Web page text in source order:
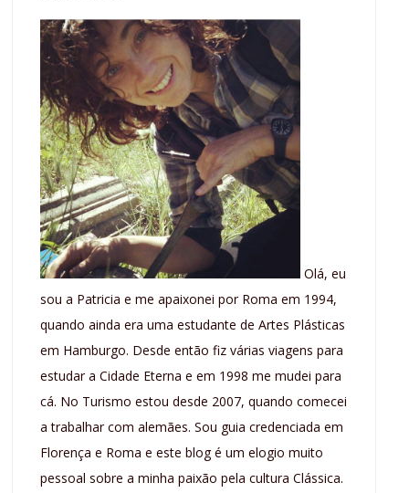
Olá, eu
sou a Patricia e me apaixonei por Roma em 1994,
quando ainda era uma estudante de Artes Plásticas
em Hamburgo. Desde então fiz várias viagens para
estudar a Cidade Eterna e em 1998 me mudei para
cá. No Turismo estou desde 2007, quando comecei
a trabalhar com alemães. Sou guia credenciada em
Florença e Roma e este blog é um elogio muito
pessoal sobre a minha paixão pela cultura Clássica.